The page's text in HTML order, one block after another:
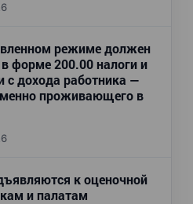
режиме должен
форме 200.00 налоги и
с дохода работника —
проживающего в
к оценочной
и палатам